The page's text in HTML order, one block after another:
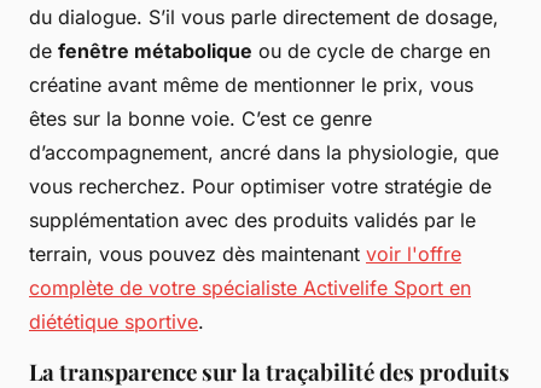
du dialogue. S’il vous parle directement de dosage,
de fenêtre métabolique ou de cycle de charge en
créatine avant même de mentionner le prix, vous
êtes sur la bonne voie. C’est ce genre
d’accompagnement, ancré dans la physiologie, que
vous recherchez. Pour optimiser votre stratégie de
supplémentation avec des produits validés par le
terrain, vous pouvez dès maintenant voir l'offre
complète de votre spécialiste Activelife Sport en
diététique sportive.
La transparence sur la traçabilité des produits